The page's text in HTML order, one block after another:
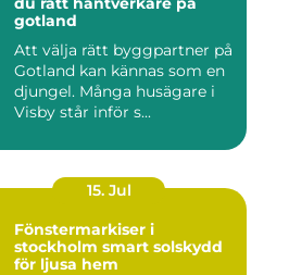
gotland
Att välja rätt byggpartner på
Gotland kan kännas som en
djungel. Många husägare i
Visby står inför s...
15. Jul
Fönstermarkiser i
stockholm smart solskydd
för ljusa hem